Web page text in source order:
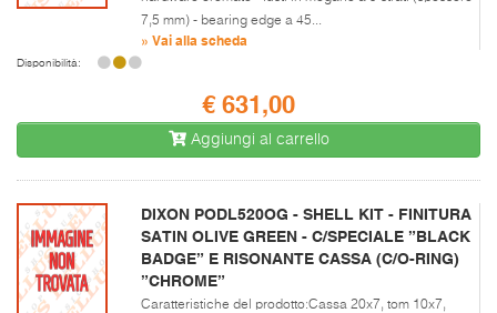
7,5 mm) - bearing edge a 45...
» Vai alla scheda
Disponibilità:
€ 631,00
Aggiungi al carrello
DIXON PODL520OG - SHELL KIT - FINITURA
SATIN OLIVE GREEN - C/SPECIALE ”BLACK
BADGE” E RISONANTE CASSA (C/O-RING)
”CHROME”
Caratteristiche del prodotto:Cassa 20x7, tom 10x7,